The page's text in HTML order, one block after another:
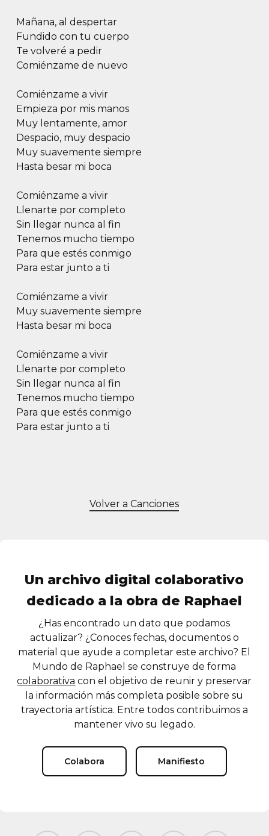
Mañana, al despertar
Fundido con tu cuerpo
Te volveré a pedir
Comiénzame de nuevo
Comiénzame a vivir
Empieza por mis manos
Muy lentamente, amor
Despacio, muy despacio
Muy suavemente siempre
Hasta besar mi boca
Comiénzame a vivir
Llenarte por completo
Sin llegar nunca al fin
Tenemos mucho tiempo
Para que estés conmigo
Para estar junto a ti
Comiénzame a vivir
Muy suavemente siempre
Hasta besar mi boca
Comiénzame a vivir
Llenarte por completo
Sin llegar nunca al fin
Tenemos mucho tiempo
Para que estés conmigo
Para estar junto a ti
Volver a Canciones
Un archivo digital colaborativo
dedicado a la obra de Raphael
¿Has encontrado un dato que podamos
actualizar? ¿Conoces fechas, documentos o
material que ayude a completar este archivo? El
Mundo de Raphael se construye de forma
colaborativa con el objetivo de reunir y preservar
la información más completa posible sobre su
trayectoria artística. Entre todos contribuimos a
mantener vivo su legado.
Colabora Manifiesto